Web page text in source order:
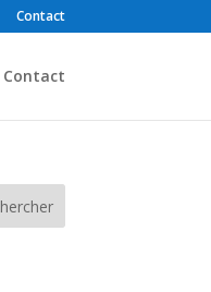
Contact
Contact